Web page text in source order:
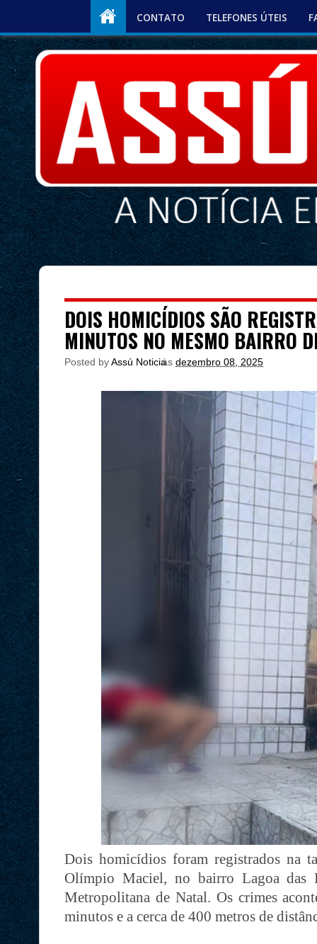
CONTATO TELEFONES ÚTEIS
DOIS HOMICÍDIOS SÃO
MINUTOS NO MESMO BAIRRO
Posted byAssú Noticia
às dezembro 08, 2025
Dois homicídios foram registrados na
Olímpio Maciel, no bairro Lagoa das
Metropolitana de Natal. Os crimes
minutos e a cerca de 400 metros de